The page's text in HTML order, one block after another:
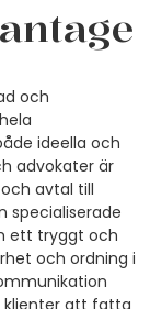
och
ideella och
advokaterär
avtal till
specialiserade
ett tryggt och
och ordning i